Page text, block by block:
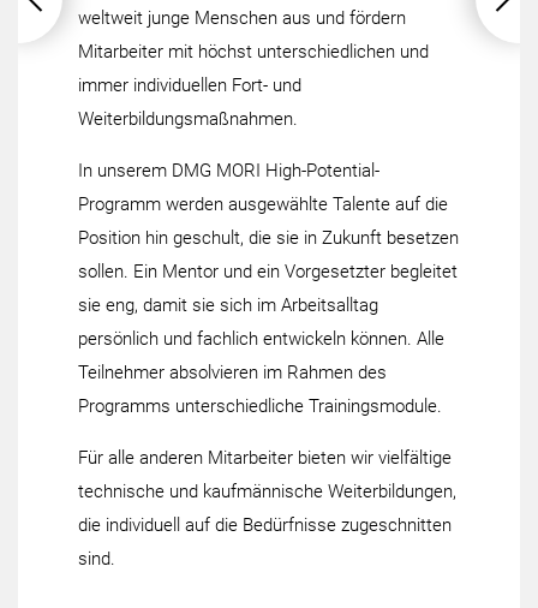
weltweit junge Menschen aus und fördern
Mitarbeiter mit höchst unterschiedlichen und
immer individuellen Fort- und
Weiterbildungsmaßnahmen.
In unserem DMG MORI High-Potential-
Programm werden ausgewählte Talente auf die
Position hin geschult, die sie in Zukunft besetzen
sollen. Ein Mentor und ein Vorgesetzter begleitet
sie eng, damit sie sich im Arbeitsalltag
persönlich und fachlich entwickeln können. Alle
Teilnehmer absolvieren im Rahmen des
Programms unterschiedliche Trainingsmodule.
Für alle anderen Mitarbeiter bieten wir vielfältige
technische und kaufmännische Weiterbildungen,
die individuell auf die Bedürfnisse zugeschnitten
sind.